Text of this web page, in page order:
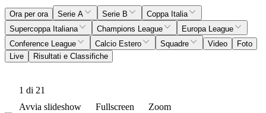
Ora per ora Serie A Serie B
Coppa Italia
Supercoppa Italiana
Champions League
Europa League
Conference League
Calcio Estero Squadre Video
Foto
Live
Risultati e Classifiche
1 di 21
Avvia slideshow
Fullscreen Zoom